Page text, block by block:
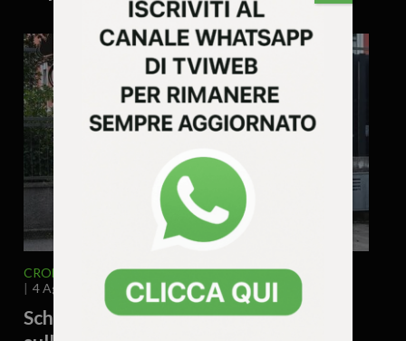
CRONACA VENETO
VICENZA E PROVINCIA
4 Agosto 2026 - 12.16
Schio, locale sospeso: gravi violazioni